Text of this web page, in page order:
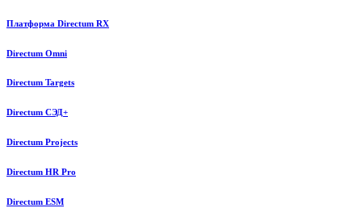
Платформа Directum RX
Directum Omni
Directum Targets
Directum СЭД+
Directum Projects
Directum HR Pro
Directum ESM